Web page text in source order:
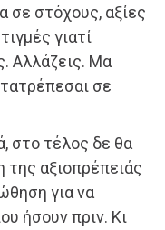
σε στόχους, αξίες
γιατί
Αλλάζεις. Μα
σε
στο τέλος δε θα
της αξιοπρέπειάς
για να
ήσουν πριν. Κι